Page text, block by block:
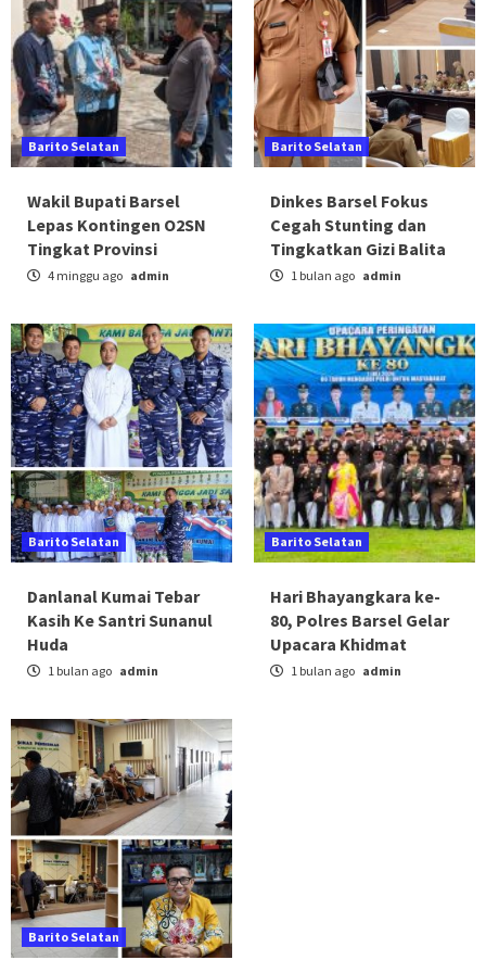
Barito Selatan
Wakil Bupati Barsel
Lepas Kontingen O2SN
Tingkat Provinsi
4 minggu ago admin
Barito Selatan
Dinkes Barsel Fokus
Cegah Stunting dan
Tingkatkan Gizi Balita
1 bulan ago admin
Barito Selatan
Danlanal Kumai Tebar
Kasih Ke Santri Sunanul
Huda
1 bulan ago admin
Barito Selatan
Hari Bhayangkara ke-
80, Polres Barsel Gelar
Upacara Khidmat
1 bulan ago admin
Barito Selatan